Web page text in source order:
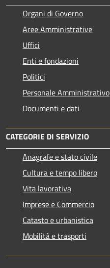
Organi di Governo
Aree Amministrative
Uffici
Enti e fondazioni
Politici
Personale Amministrativo
Documenti e dati
CATEGORIE DI SERVIZIO
Anagrafe e stato civile
Cultura e tempo libero
Vita lavorativa
Imprese e Commercio
Catasto e urbanistica
Mobilità e trasporti